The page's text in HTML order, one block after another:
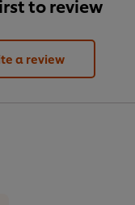
to review.
a review